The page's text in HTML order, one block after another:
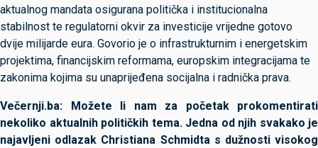
aktualnog mandata osigurana politička i institucionalna
stabilnost te regulatorni okvir za investicije vrijedne gotovo
dvije milijarde eura. Govorio je o infrastrukturnim i energetskim
projektima, financijskim reformama, europskim integracijama te
zakonima kojima su unaprijeđena socijalna i radnička prava.
Večernji.ba: Možete li nam za početak prokomentirati
nekoliko aktualnih političkih tema. Jedna od njih svakako je
najavljeni odlazak Christiana Schmidta s dužnosti visokog